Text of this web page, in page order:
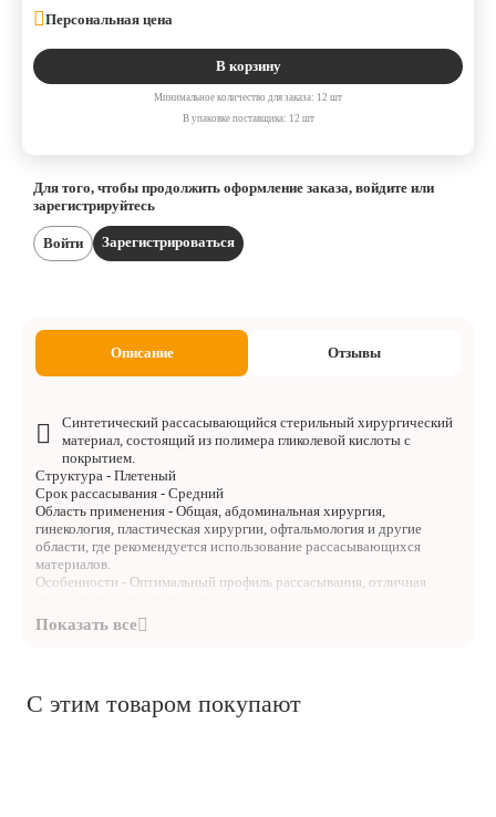
Персональная цена
В корзину
Минимальное количество для заказа: 12 шт
В упаковке поставщика: 12 шт
Для того, чтобы продолжить оформление заказа, войдите или
зарегистрируйтесь
Войти Зарегистрироваться
Описание Отзывы
Синтетический рассасывающийся стерильный хирургический
материал, состоящий из полимера гликолевой кислоты с
покрытием.
Структура - Плетеный
Срок рассасывания - Средний
Область применения - Общая, абдоминальная хирургия,
гинекология, пластическая хирургии, офтальмология и другие
области, где рекомендуется использование рассасывающихся
материалов.
Особенности - Оптимальный профиль рассасывания, отличная
С этим товаром покупают